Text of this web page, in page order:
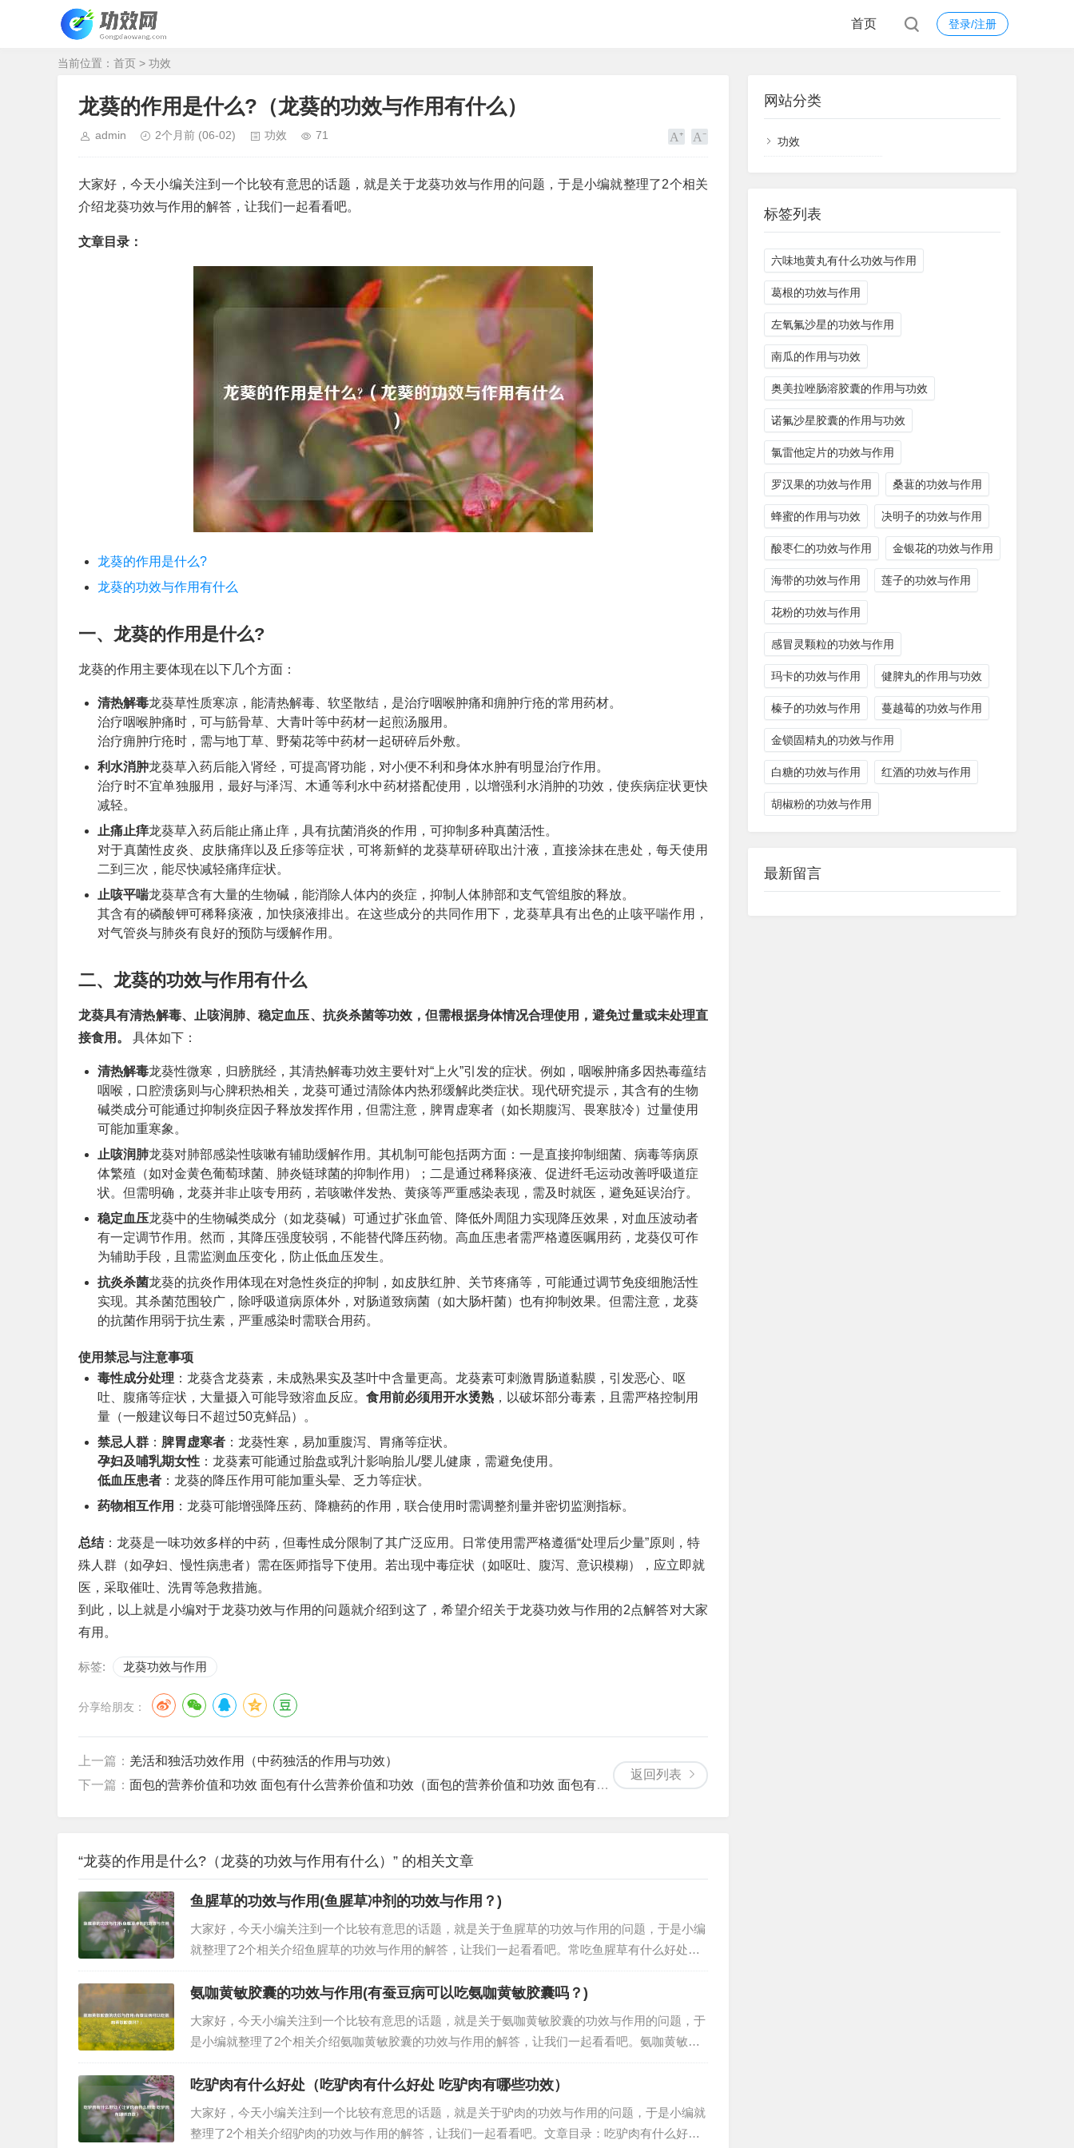
登录/注册
首页
当前位置： 首页 > 功效
龙葵的作用是什么?（龙葵的功效与作用有什么）
admin 2个月前 (06-02) 功效 71
大家好，今天小编关注到一个比较有意思的话题，就是关于龙葵功效与作用的问题，于是小编就整理了2个相关
介绍龙葵功效与作用的解答，让我们一起看看吧。
文章目录：
龙葵的作用是什么?
龙葵的功效与作用有什么
一、龙葵的作用是什么?
龙葵的作用主要体现在以下几个方面：
清热解毒龙葵草性质寒凉，能清热解毒、软坚散结，是治疗咽喉肿痛和痈肿疔疮的常用药材。
治疗咽喉肿痛时，可与筋骨草、大青叶等中药材一起煎汤服用。
治疗痈肿疔疮时，需与地丁草、野菊花等中药材一起研碎后外敷。
利水消肿龙葵草入药后能入肾经，可提高肾功能，对小便不利和身体水肿有明显治疗作用。
治疗时不宜单独服用，最好与泽泻、木通等利水中药材搭配使用，以增强利水消肿的功效，使疾病症状更快
减轻。
止痛止痒龙葵草入药后能止痛止痒，具有抗菌消炎的作用，可抑制多种真菌活性。
对于真菌性皮炎、皮肤痛痒以及丘疹等症状，可将新鲜的龙葵草研碎取出汁液，直接涂抹在患处，每天使用
二到三次，能尽快减轻痛痒症状。
止咳平喘龙葵草含有大量的生物碱，能消除人体内的炎症，抑制人体肺部和支气管组胺的释放。
其含有的磷酸钾可稀释痰液，加快痰液排出。在这些成分的共同作用下，龙葵草具有出色的止咳平喘作用，
对气管炎与肺炎有良好的预防与缓解作用。
二、龙葵的功效与作用有什么
龙葵具有清热解毒、止咳润肺、稳定血压、抗炎杀菌等功效，但需根据身体情况合理使用，避免过量或未处理直
接食用。
具体如下：
清热解毒龙葵性微寒，归膀胱经，其清热解毒功效主要针对“上火”引发的症状。例如，咽喉肿痛多因热毒蕴结
咽喉，口腔溃疡则与心脾积热相关，龙葵可通过清除体内热邪缓解此类症状。现代研究提示，其含有的生物
碱类成分可能通过抑制炎症因子释放发挥作用，但需注意，脾胃虚寒者（如长期腹泻、畏寒肢冷）过量使用
可能加重寒象。
止咳润肺龙葵对肺部感染性咳嗽有辅助缓解作用。其机制可能包括两方面：一是直接抑制细菌、病毒等病原
体繁殖（如对金黄色葡萄球菌、肺炎链球菌的抑制作用）；二是通过稀释痰液、促进纤毛运动改善呼吸道症
状。但需明确，龙葵并非止咳专用药，若咳嗽伴发热、黄痰等严重感染表现，需及时就医，避免延误治疗。
稳定血压龙葵中的生物碱类成分（如龙葵碱）可通过扩张血管、降低外周阻力实现降压效果，对血压波动者
有一定调节作用。然而，其降压强度较弱，不能替代降压药物。高血压患者需严格遵医嘱用药，龙葵仅可作
为辅助手段，且需监测血压变化，防止低血压发生。
抗炎杀菌龙葵的抗炎作用体现在对急性炎症的抑制，如皮肤红肿、关节疼痛等，可能通过调节免疫细胞活性
实现。其杀菌范围较广，除呼吸道病原体外，对肠道致病菌（如大肠杆菌）也有抑制效果。但需注意，龙葵
的抗菌作用弱于抗生素，严重感染时需联合用药。
使用禁忌与注意事项
毒性成分处理 ：龙葵含龙葵素，未成熟果实及茎叶中含量更高。龙葵素可刺激胃肠道黏膜，引发恶心、呕
吐、腹痛等症状，大量摄入可能导致溶血反应。 食用前必须用开水烫熟 ，以破坏部分毒素，且需严格控制用
量（一般建议每日不超过50克鲜品）。
禁忌人群 ： 脾胃虚寒者 ：龙葵性寒，易加重腹泻、胃痛等症状。
孕妇及哺乳期女性 ：龙葵素可能通过胎盘或乳汁影响胎儿/婴儿健康，需避免使用。
低血压患者 ：龙葵的降压作用可能加重头晕、乏力等症状。
药物相互作用 ：龙葵可能增强降压药、降糖药的作用，联合使用时需调整剂量并密切监测指标。
总结：龙葵是一味功效多样的中药，但毒性成分限制了其广泛应用。日常使用需严格遵循“处理后少量”原则，特
殊人群（如孕妇、慢性病患者）需在医师指导下使用。若出现中毒症状（如呕吐、腹泻、意识模糊），应立即就
医，采取催吐、洗胃等急救措施。
到此，以上就是小编对于龙葵功效与作用的问题就介绍到这了，希望介绍关于龙葵功效与作用的2点解答对大家
有用。
标签: 龙葵功效与作用
分享给朋友：
返回列表
上一篇： 羌活和独活功效作用（中药独活的作用与功效）
下一篇： 面包的营养价值和功效 面包有什么营养价值和功效（面包的营养价值和功效 面包有什么营养价值和功效）
“龙葵的作用是什么?（龙葵的功效与作用有什么）” 的相关文章
鱼腥草的功效与作用(鱼腥草冲剂的功效与作用？)
大家好，今天小编关注到一个比较有意思的话题，就是关于鱼腥草的功效与作用的问题，于是小编
就整理了2个相关介绍鱼腥草的功效与作用的解答，让我们一起看看吧。常吃鱼腥草有什么好处？
鱼腥草，又名岑草、侧耳根、野花麦、猪鼻孔，气味独特。它是三白草本植物蕺菜的全草或嫩茎、
芽。鱼腥草全草入药，嫩根状茎可供食用，是深…
氨咖黄敏胶囊的功效与作用(有蚕豆病可以吃氨咖黄敏胶囊吗？)
大家好，今天小编关注到一个比较有意思的话题，就是关于氨咖黄敏胶囊的功效与作用的问题，于
是小编就整理了2个相关介绍氨咖黄敏胶囊的功效与作用的解答，让我们一起看看吧。氨咖黄敏胶
囊是治什么病的？氨咖黄敏胶囊是治疗感冒的药物，主要成分就是对乙酰氨基酚普尔敏，咖啡因，
和人工牛黄这些成分，具有解热止痛，抗过敏，…
吃驴肉有什么好处（吃驴肉有什么好处 吃驴肉有哪些功效）
大家好，今天小编关注到一个比较有意思的话题，就是关于驴肉的功效与作用的问题，于是小编就
整理了2个相关介绍驴肉的功效与作用的解答，让我们一起看看吧。文章目录：吃驴肉有什么好处
网站分类
功效
标签列表
六味地黄丸有什么功效与作用
葛根的功效与作用
左氧氟沙星的功效与作用
南瓜的作用与功效
奥美拉唑肠溶胶囊的作用与功效
诺氟沙星胶囊的作用与功效
氯雷他定片的功效与作用
罗汉果的功效与作用 桑葚的功效与作用
蜂蜜的作用与功效 决明子的功效与作用
酸枣仁的功效与作用 金银花的功效与作用
海带的功效与作用 莲子的功效与作用
花粉的功效与作用
感冒灵颗粒的功效与作用
玛卡的功效与作用 健脾丸的作用与功效
榛子的功效与作用 蔓越莓的功效与作用
金锁固精丸的功效与作用
白糖的功效与作用 红酒的功效与作用
胡椒粉的功效与作用
最新留言